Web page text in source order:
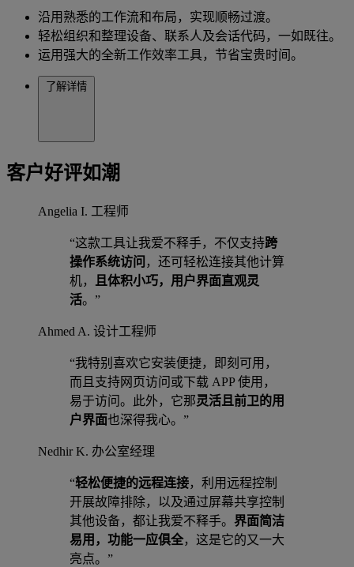
沿用熟悉的工作流和布局，实现顺畅过渡。
轻松组织和整理设备、联系人及会话代码，一如既往。
运用强大的全新工作效率工具，节省宝贵时间。
了解详情
客户好评如潮
Angelia I. 工程师
“这款工具让我爱不释手，不仅支持跨
操作系统访问 ，还可轻松连接其他计算
机，
且体积小巧，用户界面直观灵
活。”
Ahmed A. 设计工程师
“我特别喜欢它安装便捷，即刻可用，
而且支持网页访问或下载 APP 使用，
易于访问。此外，它那灵活且前卫的用
户界面也深得我心。”
Nedhir K. 办公室经理
“轻松便捷的远程连接，利用远程控制
开展故障排除，以及通过屏幕共享控制
其他设备，都让我爱不释手。 界面简洁
易用，功能一应俱全，这是它的又一大
亮点。”